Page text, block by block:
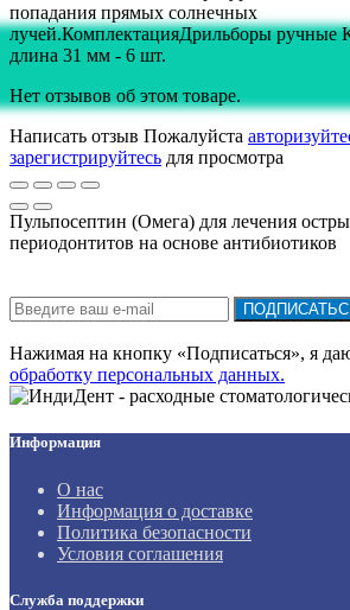
попадания прямых солнечных
лучей.КомплектацияДрильборы ручные
длина 31 мм - 6 шт.
Нет отзывов об этом товаре.
Написать отзыв Пожалуйста
зарегистрируйтесь для просмотра
Пульпосептин (Омега) для лечения
периодонтитов на основе антибиотиков
Нажимая на кнопку «Подписаться», я
обработку персональных данных.
Информация
О нас
Информация о доставке
Политика безопасности
Условия соглашения
Служба поддержки